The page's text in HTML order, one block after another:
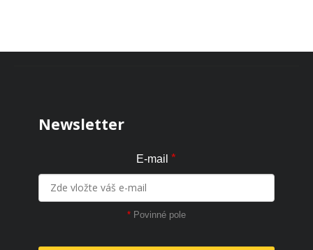
Newsletter
E-mail *
* Povinné pole